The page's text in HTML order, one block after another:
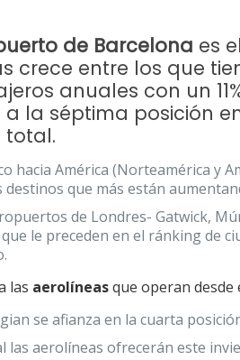
de Barcelona es
crece entre los que
anuales con un
la séptima posición
total.
hacia América (Norteamérica y
destinos que más están
de Londres- Gatwick,
le preceden en el ránking de
las aerolíneasque operan
se afianza en la cuarta
las aerolíneas ofrecerán este